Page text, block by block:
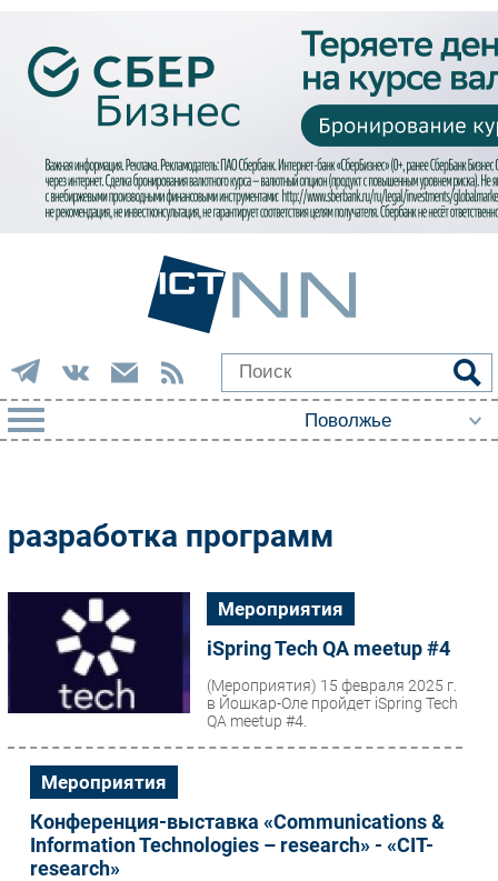
Импорто­замещение
Автоматизация Промышленности
Интернет
Мобильная связь
Фиксированная связь
Интеграция
Рынок ПК
Маркетинг
Торговые сети
ПО
Outsourcing
разработка программ
Мероприятия
iSpring Tech QA meetup #4
(Мероприятия) 15 февраля 2025 г.
в Йошкар-Оле пройдет iSpring Tech
QA meetup #4.
Мероприятия
Конференция-выставка «Communications &
Information Technologies – research» - «СIT-
research»